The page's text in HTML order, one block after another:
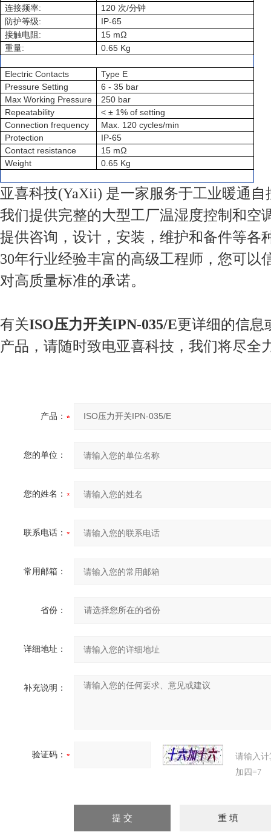
连接频率: 120 次/分钟
防护等级: IP-65
接触电阻 : 15 mΩ
重量: 0.65 Kg
Electric Contacts
Type E
Pressure Setting
6 - 35 bar
Max Working Pressure
250 bar
Repeatability
< ± 1% of setting
Connection frequency
Max. 120 cycles/min
Protection
IP-65
Contact resistance
15 mΩ
Weight
0.65 Kg
亚喜科技(YaXii) 是一家服务于工业暖通自
我们提供完整的大型工厂温湿度控制和空
提供咨询，设计，安装，维护和备件等各
30年行业经验丰富的高级工程师，您可以
对高质量标准的承诺。
有关ISO压力开关IPN-035/E更详细的信息
产品，请随时致电亚喜科技，我们将尽全
产品：
您的单位：
您的姓名：
联系电话：
常用邮箱：
省份：
详细地址：
补充说明：
验证码：
请输入
加四=7